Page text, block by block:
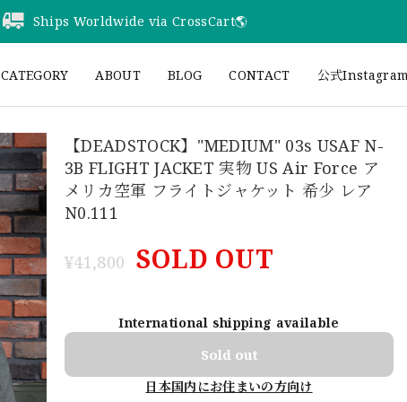
Ships Worldwide via CrossCart🌎️
CATEGORY ABOUT BLOG CONTACT 公式Instagram
【DEADSTOCK】"MEDIUM" 03s USAF N-
3B FLIGHT JACKET 実物 US Air Force ア
メリカ空軍 フライトジャケット 希少 レア
N0.111
¥41,800 SOLD OUT
International shipping available
Sold out
日本国内にお住まいの方向け